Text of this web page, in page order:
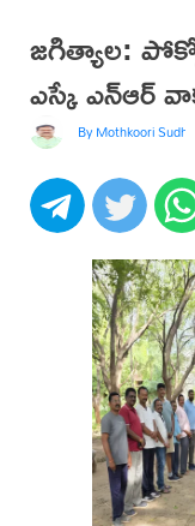
జగిత్యాల:
ఎస్కే ఎన్ఆర్
By Mothkoori